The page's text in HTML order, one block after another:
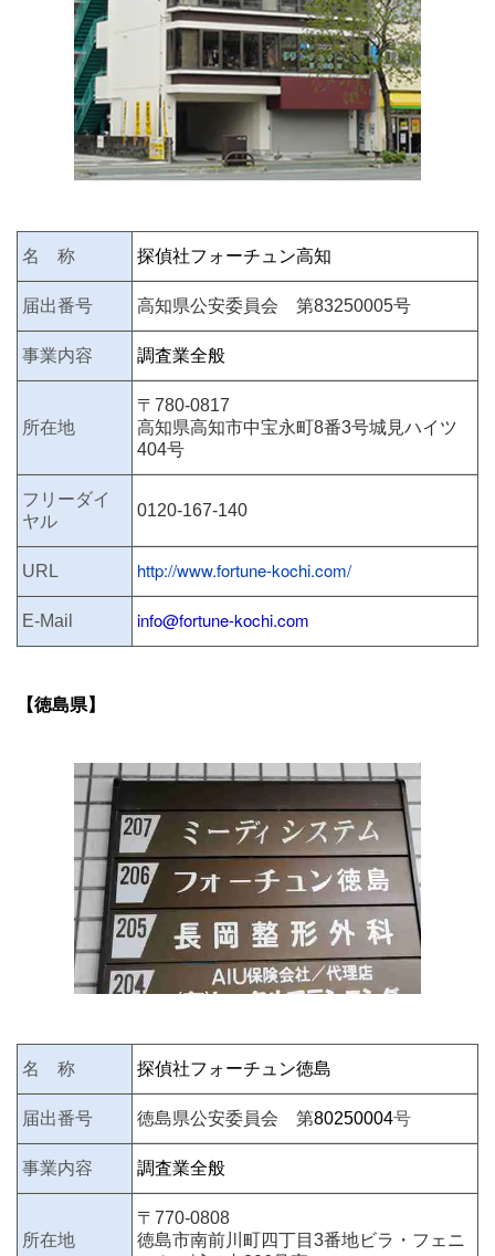
名 称 探偵社フォーチュン高知
届出番号 高知県公安委員会 第83250005号
事業内容 調査業全般
所在地
〒780-0817
高知県高知市中宝永町8番3号城見ハイツ
404号
フリーダイ
ヤル
0120-167-140
URL http://www.fortune-kochi.com/
E-Mail info@fortune-kochi.com
【徳島県】
名 称 探偵社フォーチュン徳島
届出番号 徳島県公安委員会 第80250004号
事業内容 調査業全般
所在地
〒770-0808
徳島市南前川町四丁目3番地ビラ・フェニ